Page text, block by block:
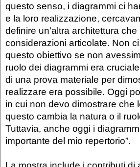
questo senso, i diagrammi ci
e la loro realizzazione,
definire un’altra architettura
considerazioni articolate. Non
questo obiettivo se non
ruolo dei diagrammi era
di una prova materiale per
realizzare era possibile. Oggi
in cui non devo dimostrare che
questo cambia la natura o il
Tuttavia, anche oggi i
importante del mio repertorio”.